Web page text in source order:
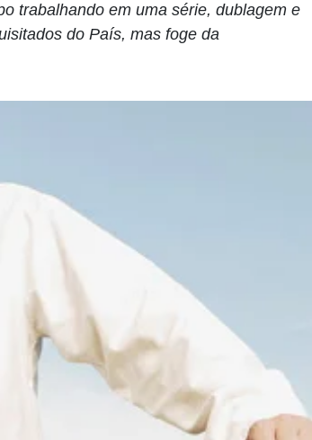
trabalhando em uma série, dublagem e
do País, mas foge da